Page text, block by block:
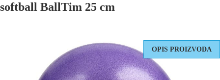
softball BallTim 25 cm
OPIS PROIZVODA